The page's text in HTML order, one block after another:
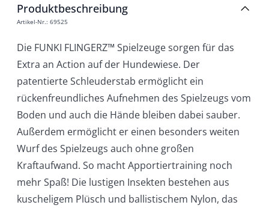
Produktbeschreibung
Artikel-Nr.: 69525
Die FUNKI FLINGERZ™ Spielzeuge sorgen für das
Extra an Action auf der Hundewiese. Der
patentierte Schleuderstab ermöglicht ein
rückenfreundliches Aufnehmen des Spielzeugs vom
Boden und auch die Hände bleiben dabei sauber.
Außerdem ermöglicht er einen besonders weiten
Wurf des Spielzeugs auch ohne großen
Kraftaufwand. So macht Apportiertraining noch
mehr Spaß! Die lustigen Insekten bestehen aus
kuscheligem Plüsch und ballistischem Nylon, das